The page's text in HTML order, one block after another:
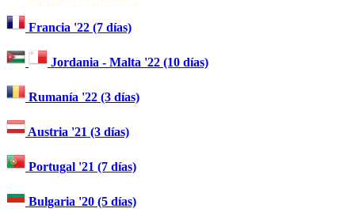
Francia '22 (7 días)
Jordania - Malta '22 (10 días)
Rumanía '22 (3 días)
Austria '21 (3 días)
Portugal '21 (7 días)
Bulgaria '20 (5 días)